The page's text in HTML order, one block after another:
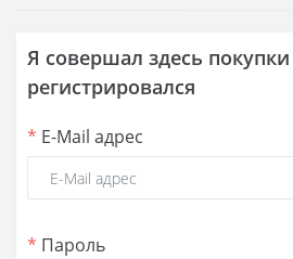
Я совершал здесь
регистрировался
* E-Mail адрес
* Пароль